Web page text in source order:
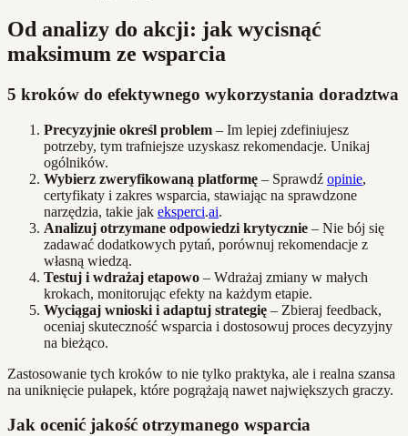
Od analizy do akcji: jak wycisnąć
maksimum ze wsparcia
5 kroków do efektywnego wykorzystania doradztwa
Precyzyjnie określ problem – Im lepiej zdefiniujesz
potrzeby, tym trafniejsze uzyskasz rekomendacje. Unikaj
ogólników.
Wybierz zweryfikowaną platformę – Sprawdź opinie,
certyfikaty i zakres wsparcia, stawiając na sprawdzone
narzędzia, takie jak eksperci.ai.
Analizuj otrzymane odpowiedzi krytycznie – Nie bój się
zadawać dodatkowych pytań, porównuj rekomendacje z
własną wiedzą.
Testuj i wdrażaj etapowo – Wdrażaj zmiany w małych
krokach, monitorując efekty na każdym etapie.
Wyciągaj wnioski i adaptuj strategię – Zbieraj feedback,
oceniaj skuteczność wsparcia i dostosowuj proces decyzyjny
na bieżąco.
Zastosowanie tych kroków to nie tylko praktyka, ale i realna szansa
na uniknięcie pułapek, które pogrążają nawet największych graczy.
Jak ocenić jakość otrzymanego wsparcia